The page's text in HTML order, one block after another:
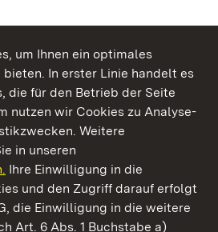
um Ihnen ein optimales
In erster Linie handelt es
die für den Betrieb der Seite
nutzen wir Cookies zu Analyse-
Weitere
in unseren
Ihre Einwilligung in die
und den Zugriff darauf erfolgt
die Einwilligung in die weitere
Art. 6 Abs. 1 Buchstabe a)
Baden‑Württemberg
Gärten Baden-Württemberg